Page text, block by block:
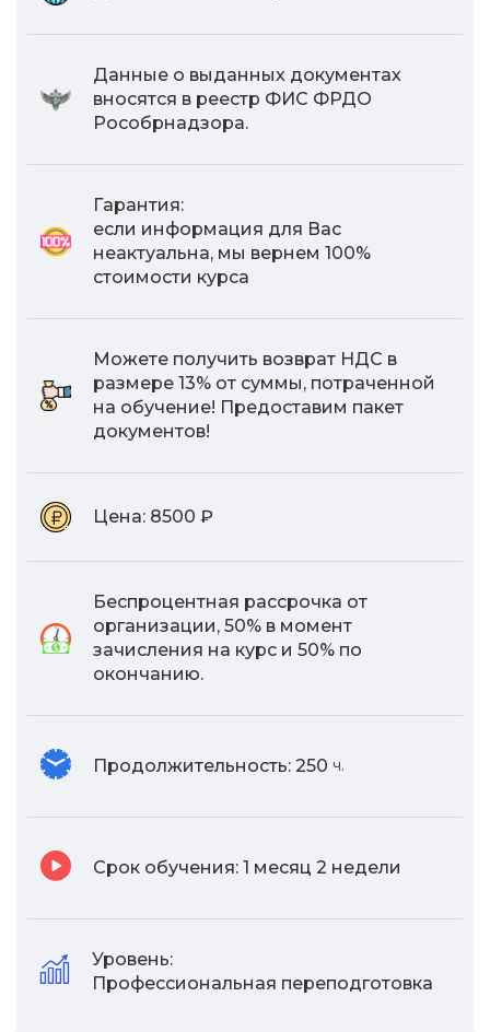
Данные о выданных документах
вносятся в реестр ФИС ФРДО
Рособрнадзора.
Гарантия:
если информация для Вас
неактуальна, мы вернем 100%
стоимости курса
Можете получить возврат НДС в
размере 13% от суммы, потраченной
на обучение! Предоставим пакет
документов!
Цена: 8500 ₽
Беспроцентная рассрочка от
организации, 50% в момент
зачисления на курс и 50% по
окончанию.
Продолжительность: 250 ч.
Срок обучения: 1 месяц 2 недели
Уровень:
Профессиональная переподготовка